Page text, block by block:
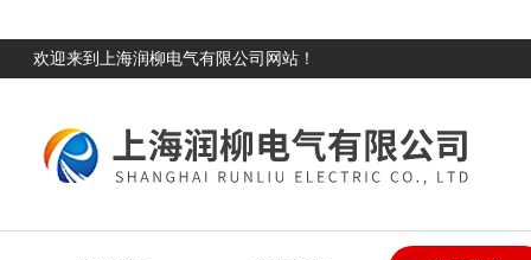
欢迎来到上海润柳电气有限公司网站！